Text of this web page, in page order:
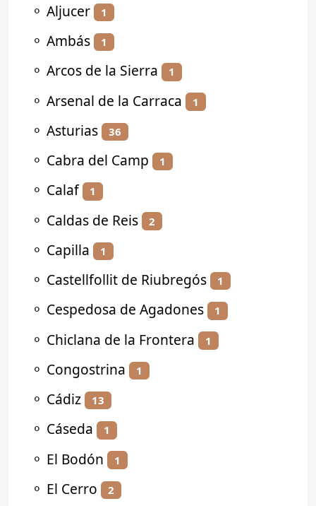
⚬ Aljucer 1
⚬ Ambás 1
⚬ Arcos de la Sierra 1
⚬ Arsenal de la Carraca 1
⚬ Asturias 36
⚬ Cabra del Camp 1
⚬ Calaf 1
⚬ Caldas de Reis 2
⚬ Capilla 1
⚬ Castellfollit de Riubregós 1
⚬ Cespedosa de Agadones 1
⚬ Chiclana de la Frontera 1
⚬ Congostrina 1
⚬ Cádiz 13
⚬ Cáseda 1
⚬ El Bodón 1
⚬ El Cerro 2